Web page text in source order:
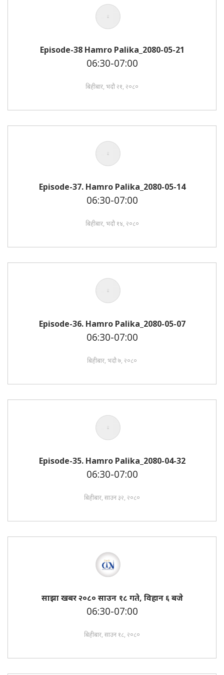
Episode-38 Hamro Palika_2080-05-21
06:30-07:00
बिहीबार, भदौ २१, २०८०
Episode-37. Hamro Palika_2080-05-14
06:30-07:00
बिहीबार, भदौ १४, २०८०
Episode-36. Hamro Palika_2080-05-07
06:30-07:00
बिहीबार, भदौ ७, २०८०
Episode-35. Hamro Palika_2080-04-32
06:30-07:00
बिहीबार, साउन ३२, २०८०
साझा खबर २०८० साउन १८ गते, विहान ६ बजे
06:30-07:00
बिहीबार, साउन १८, २०८०